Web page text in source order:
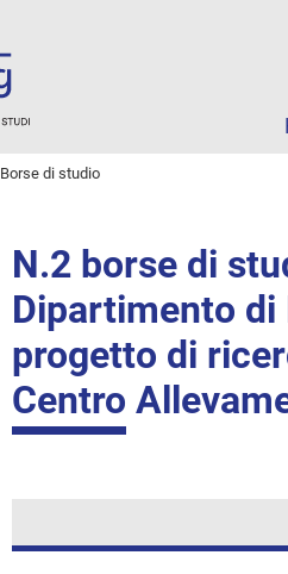
Borse di studio
N.2 borse di
Dipartimento
progetto di
Centro